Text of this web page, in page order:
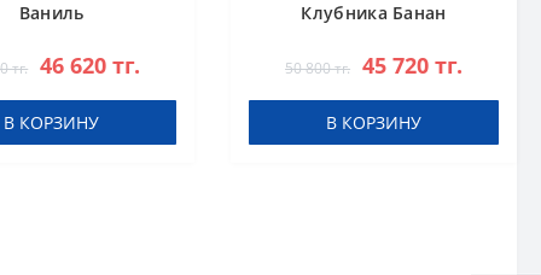
Ваниль
тг. 46 620 тг.
В КОРЗИНУ
Клубника Банан
50 800 тг. 45 720 тг.
В КОРЗИНУ